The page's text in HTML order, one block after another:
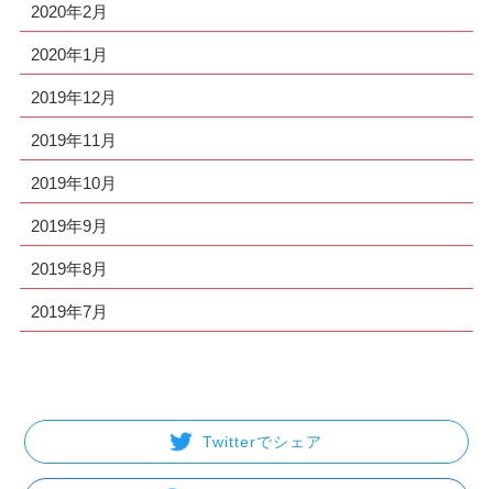
2020年2月
2020年1月
2019年12月
2019年11月
2019年10月
2019年9月
2019年8月
2019年7月
Twitterでシェア